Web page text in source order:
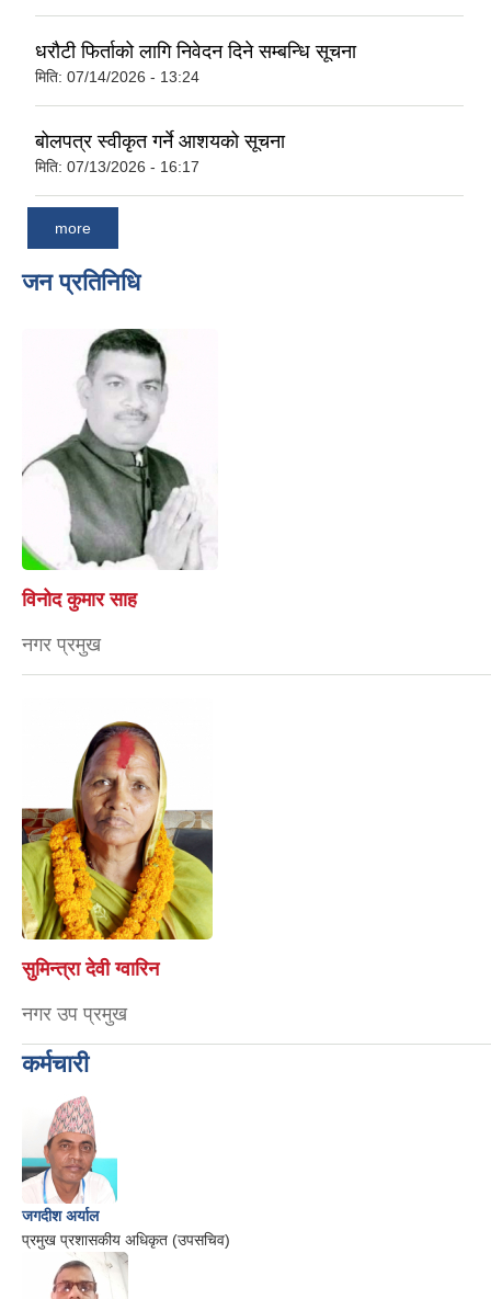
धरौटी फिर्ताको लागि निवेदन दिने सम्बन्धि सूचना
मिति: 07/14/2026 - 13:24
बोलपत्र स्वीकृत गर्ने आशयको सूचना
मिति: 07/13/2026 - 16:17
more
जन प्रतिनिधि
विनोद कुमार साह
नगर प्रमुख
सुमिन्त्रा देवी ग्वारिन
नगर उप प्रमुख
कर्मचारी
जगदीश अर्याल
प्रमुख प्रशासकीय अधिकृत (उपसचिव)